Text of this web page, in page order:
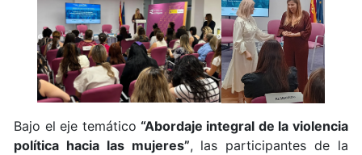
Bajo el eje temático “Abordaje integral de la violencia
política hacia las mujeres”, las participantes de la